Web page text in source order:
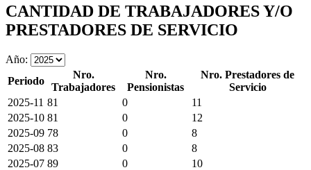
CANTIDAD DE TRABAJADORES Y/O
PRESTADORES DE SERVICIO
Año:
Periodo
Nro.
Trabajadores
Nro.
Pensionistas
Nro. Prestadores de
Servicio
2025-11 81 0
11
2025-10 81 0
12
2025-09 78 0
8
2025-08 83 0
8
2025-07 89 0
10